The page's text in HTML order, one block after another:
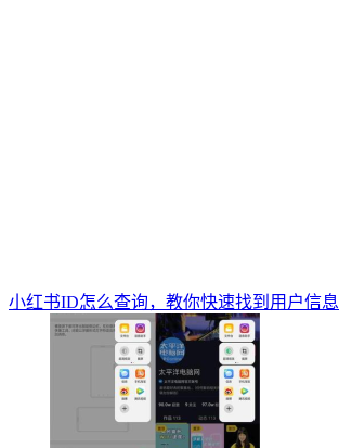
小红书ID怎么查询，教你快速找到用户信息